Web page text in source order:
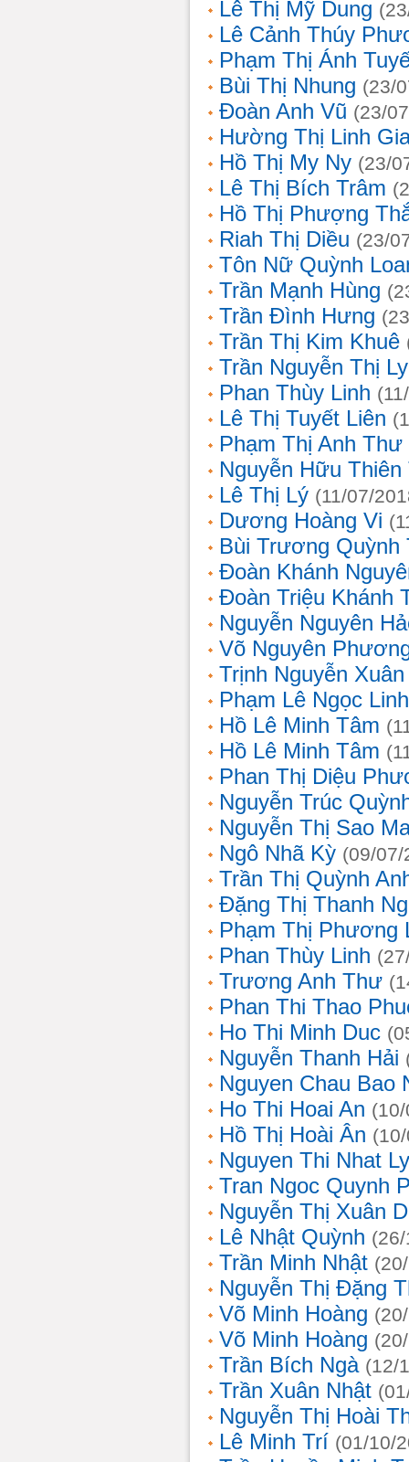
Lê Thị Mỹ Dung
Lê Cảnh Thúy
Phạm Thị Ánh
Bùi Thị Nhung (23/
Đoàn Anh Vũ (23/
Hường Thị Linh
Hồ Thị My Ny (23/
Lê Thị Bích Trâm
Hồ Thị Phượng
Riah Thị Diều (23/
Tôn Nữ Quỳnh
Trần Mạnh Hùng
Trần Đình Hưng
Trần Thị Kim Khuê
Trần Nguyễn Thị
Phan Thùy Linh
Lê Thị Tuyết Liên
Phạm Thị Anh Thư
Nguyễn Hữu Thiên
Lê Thị Lý (11/07/
Dương Hoàng Vi
Bùi Trương Quỳnh
Đoàn Khánh
Đoàn Triệu Khánh
Nguyễn Nguyên
Võ Nguyên
Trịnh Nguyễn
Phạm Lê Ngọc Linh
Hồ Lê Minh Tâm
Hồ Lê Minh Tâm
Phan Thị Diệu
Nguyễn Trúc
Nguyễn Thị Sao
Ngô Nhã Kỳ (09/07/
Trần Thị Quỳnh
Đặng Thị Thanh
Phạm Thị Phương
Phan Thùy Linh
Trương Anh Thư
Phan Thi Thao
Ho Thi Minh Duc
Nguyễn Thanh Hải
Nguyen Chau Bao
Ho Thi Hoai An
Hồ Thị Hoài Ân
Nguyen Thi Nhat Ly
Tran Ngoc Quynh
Nguyễn Thị Xuân
Lê Nhật Quỳnh
Trần Minh Nhật
Nguyễn Thị Đặng
Võ Minh Hoàng
Võ Minh Hoàng
Trần Bích Ngà (12/
Trần Xuân Nhật
Nguyễn Thị Hoài
Lê Minh Trí (01/10/